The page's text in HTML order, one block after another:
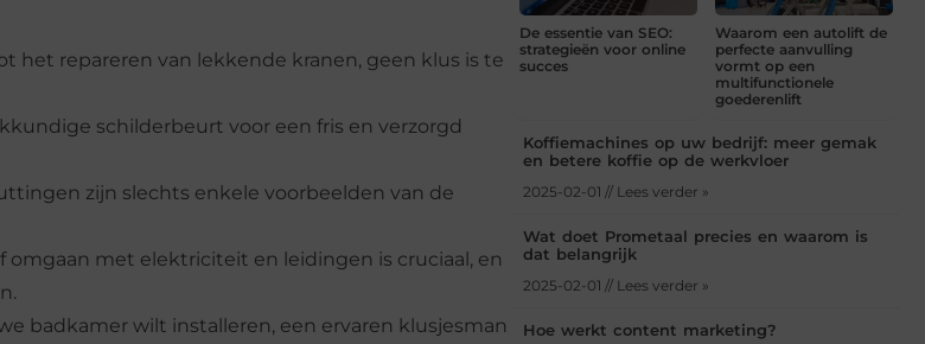
het repareren van lekkende kranen, geen klus is te
schilderbeurt voor een fris en verzorgd
zijn slechts enkele voorbeelden van de
omgaan met elektriciteit en leidingen is cruciaal, en
badkamer wilt installeren, een ervaren klusjesman
De essentie van SEO:
strategieën voor online
succes
Waarom een autolift de
perfecte aanvulling
vormt op een
multifunctionele
goederenlift
Koffiemachines op uw bedrijf: meer gemak
en betere koffie op de werkvloer
2025-02-01 // Lees verder »
Wat doet Prometaal precies en waarom is
dat belangrijk
2025-02-01 // Lees verder »
Hoe werkt content marketing?